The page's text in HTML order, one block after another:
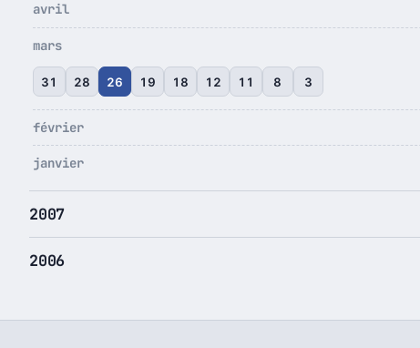
avril
mars
31 28 26 19 18 12 11 8 3
février
janvier
2007
2006